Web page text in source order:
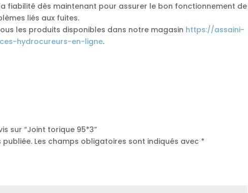
fiabilité dès maintenant pour assurer le bon fonctionnement de
liés aux fuites.
les produits disponibles dans notre magasin https://assaini-
hydrocureurs-en-ligne.
sur “Joint torique 95*3”
publiée. Les champs obligatoires sont indiqués avec *